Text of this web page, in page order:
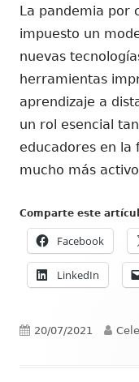
La pandemia por
impuesto un
nuevas
herramientas
aprendizaje a
un rol esencial
educadores en la
mucho más
Comparte este
Facebook
LinkedIn
Publicado
20/07/2021